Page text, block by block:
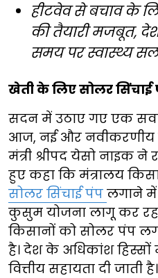
हीटवेव से बचाव के
की तैयारी मजबूत,
समय पर स्वास्थ्य
खेती के लिए सोलर सिंचाई
सदन में उठाए गए एक
आज, नई और नवीकरणीय
मंत्री श्रीपद येसो नाइक
हुए कहा कि मंत्रालय
सोलर सिंचाई पंप लगाने
कुसुम योजना लागू कर
किसानों को सोलर पंप
है। देश के अधिकांश हिस्सों
वित्तीय सहायता दी जाती है।